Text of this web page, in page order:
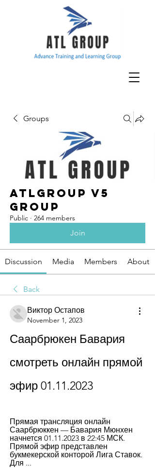
Groups
ATLGroup v5
Group
Public · 264 members
Join
Discussion Media Members About
Back
Виктор Остапов
November 1, 2023
Саарбрюкен Бавария
смотреть онлайн прямой
эфир 01.11.2023
Прямая трансляция онлайн
Саарбрюккен — Бавария Мюнхен
начнется 01.11.2023 в 22:45 МСК.
Прямой эфир представлен
букмекерской конторой Лига Ставок.
Для ...